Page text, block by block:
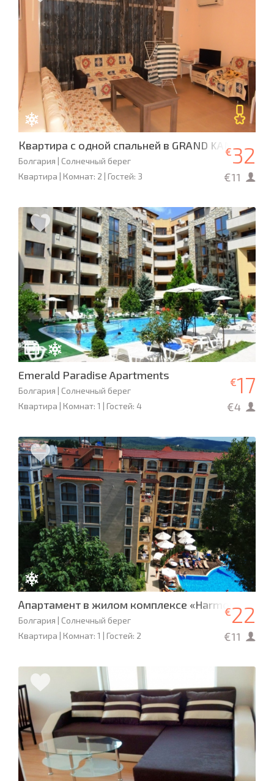
Квартира с одной спальней в GRAND KAMELIA
Болгария | Солнечный берег
Квартира | Комнат: 2 | Гостей: 3
€32
€11
Emerald Paradise Apartments
Болгария | Солнечный берег
Квартира | Комнат: 1 | Гостей: 4
€17
€4
Апартамент в жилом комплексе «Harmony
Болгария | Солнечный берег
Квартира | Комнат: 1 | Гостей: 2
€22
€11